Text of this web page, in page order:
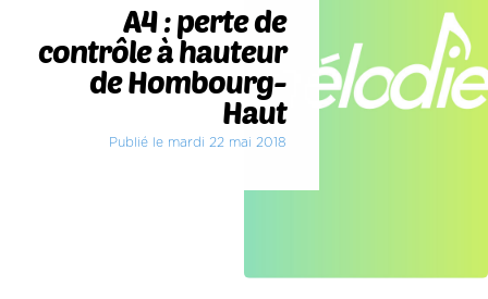
A4 : perte de
contrôle à hauteur
de Hombourg-
Haut
Publié le mardi 22 mai 2018